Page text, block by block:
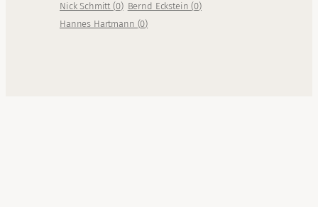
Nick Schmitt(0) Bernd Eckstein(0)
Hannes Hartmann (0)